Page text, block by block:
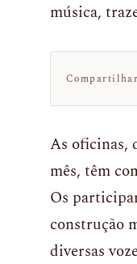
música,
Compartilhar
As oficinas,
mês, têm
Os
construção
diversas